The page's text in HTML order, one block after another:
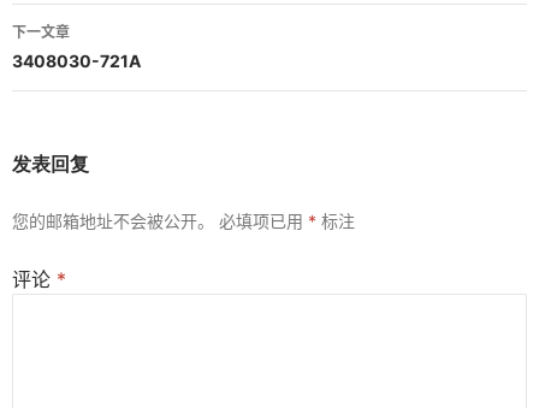
导
航
下一文章
3408030-721A
发表回复
您的邮箱地址不会被公开。 必填项已用 * 标注
评论 *